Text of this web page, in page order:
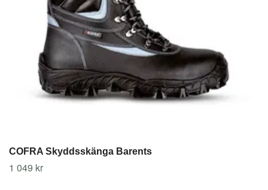
COFRA Skyddsskänga Barents
1 049 kr